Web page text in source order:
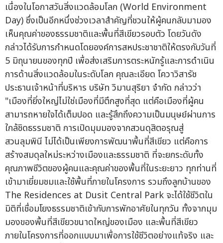
เนื่องในโอกาสวันสิ่งแวดล้อมโลก (World Environment
Day) ซึ่งเป็นอีกหนึ่งช่วงเวลาสำคัญที่ชวนให้ผู้คนกลับมามอง
เห็นคุณค่าของธรรมชาติและพื้นที่สีเขียวรอบตัว โดยวันดัง
กล่าวได้รับการกำหนดโดยองค์การสหประชาชาติให้ตรงกับวันที่
5 มิถุนายนของทุกปี เพื่อส่งเสริมการตระหนักรู้และการดำเนิน
การด้านสิ่งแวดล้อมในระดับโลก คุณละเอียด โควาวิสารัช
ประธานเจ้าหน้าที่บริหาร บริษัท วิมานสุริยา จำกัด กล่าวว่า
"เมืองที่ยิ่งใหญ่ไม่ใช่เมืองที่มีตึกสูงที่สุด แต่คือเมืองที่ผู้คน
สามารถหายใจได้เต็มปอด และรู้สึกถึงความเป็นมนุษย์ผ่านการ
ใกล้ชิดธรรมชาติ การเปิดมุมมองจากสวนดุสิตอรุณสู่
สวนลุมพินี ไม่ได้เป็นเพียงการพัฒนาพื้นที่สีเขียว แต่คือการ
สร้างสมดุลใหม่ระหว่างเมืองและธรรมชาติ ที่จะยกระดับทั้ง
คุณภาพชีวิตของผู้คนและคุณค่าของพื้นที่ในระยะยาว ทุกท่านที่
เข้ามาเยี่ยมชมและใช้พื้นที่ภายในโครงการ รวมถึงลูกบ้านของ
The Residences at Dusit Central Park จะได้ใช้ชีวิตใน
มิติที่เชื่อมโยงธรรมชาติเข้ากับการพักอาศัยในทุกวัน ทั้งจากมุม
มองของพื้นที่สีเขียวขนาดใหญ่ของเมือง และพื้นที่สีเขียว
ภายในโครงการที่ออกแบบมาเพื่อการใช้ชีวิตอย่างแท้จริง และ